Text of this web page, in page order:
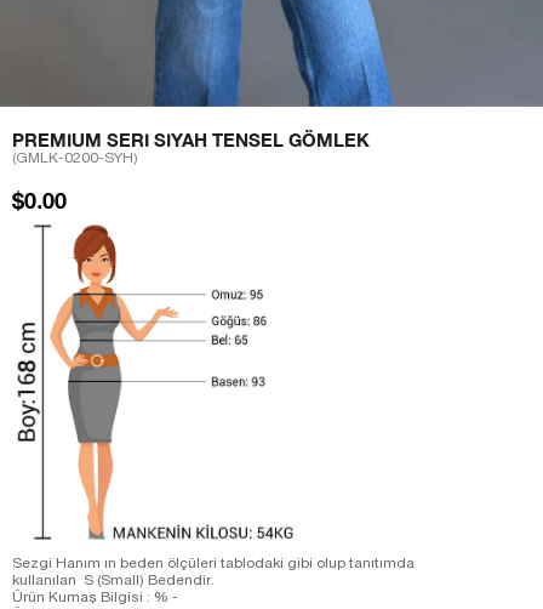
PREMIUM SERI SIYAH TENSEL GÖMLEK
(GMLK-0200-SYH)
$0.00
Sezgi Hanım ın beden ölçüleri tablodaki gibi olup tanıtımda
kullanılan S (Small) Bedendir.
Ürün Kumaş Bilgisi : % -